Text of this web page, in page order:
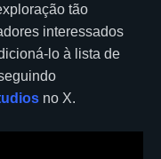
tão
interessados
lo à lista de
no X.